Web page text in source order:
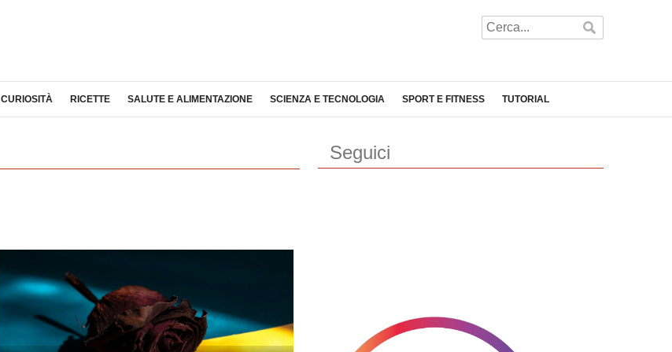
CURIOSITÀ RICETTE SALUTE E ALIMENTAZIONE SCIENZA E TECNOLOGIA SPORT E FITNESS TUTORIAL
Seguici